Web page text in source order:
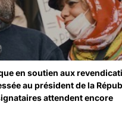
en soutien aux
au président de la
attendent encore